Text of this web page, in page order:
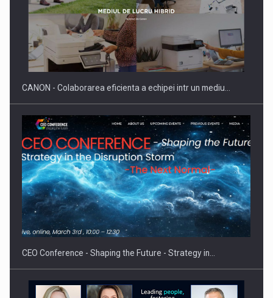
SAPTE PERSONALITATI DIN MEDIUL DE AFACERI, ACADEMIC
SI INSTITUTIONAL…
Hard Enduro Piatra Craiului 2026, fueled by benzinariile RO…
CANON - Colaborarea eficienta a echipei intr un mediu…
CEO Conference - Shaping the Future - Strategy in…